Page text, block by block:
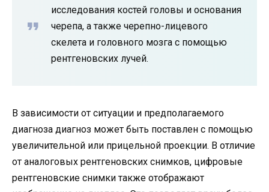
исследования костей головы и основания
черепа, а также черепно-лицевого
скелета и головного мозга с помощью
рентгеновских лучей.
В зависимости от ситуации и предполагаемого
диагноза диагноз может быть поставлен с помощью
увеличительной или прицельной проекции. В отличие
от аналоговых рентгеновских снимков, цифровые
рентгеновские снимки также отображают